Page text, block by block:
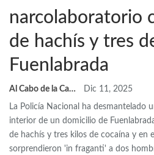
narcolaboratorio
de hachís y tres
Fuenlabrada
Al Cabo de la Calle Dic 11, 2025
La Policía Nacional ha desmantelado
interior de un domicilio de
de hachís y tres kilos de cocaína y en
sorprendieron 'in fraganti' a dos